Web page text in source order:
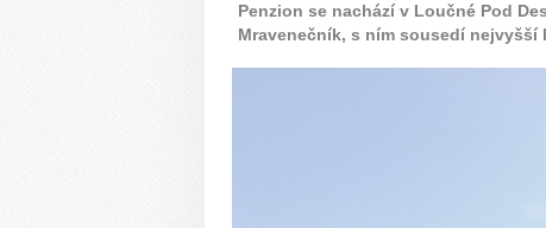
Penzion se nachází v Loučné Pod
Mravenečník, s ním sousedí nejvyšší